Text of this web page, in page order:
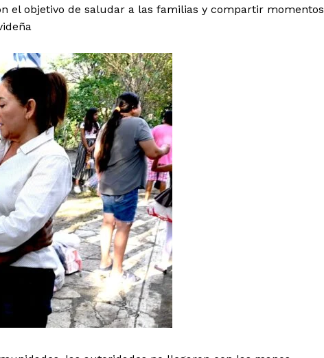
el objetivo de saludar a las familias y compartir momentos